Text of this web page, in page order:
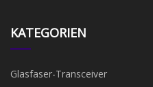
KATEGORIEN
Glasfaser-Transceiver